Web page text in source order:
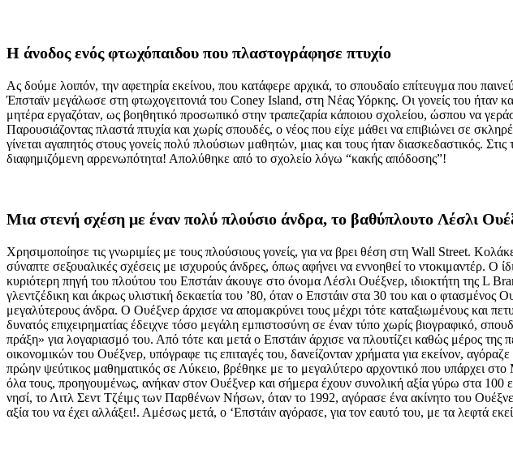
Η άνοδος ενός φτωχόπαιδου που πλαστογράφησε πτυχίο
Ας δούμε λοιπόν, την αφετηρία εκείνου, που κατάφερε αρχικά, το σπουδαίο επίτευγμα που
Έπσταϊν μεγάλωσε στη φτωχογειτονιά του Coney Island, στη Νέας Υόρκης. Οι γονείς του ήταν
μητέρα εργαζόταν, ως βοηθητικό προσωπικό στην τραπεζαρία κάποιου σχολείου, ώσπου να
Παρουσιάζοντας πλαστά πτυχία και χωρίς σπουδές, ο νέος που είχε μάθει να επιβιώνει σε
γίνεται αγαπητός στους γονείς πολύ πλούσιων μαθητών, μιας και τους ήταν διασκεδαστικός.
διαφημιζόμενη αρρενωπότητα! Απολύθηκε από το σχολείο λόγω “κακής απόδοσης”!
Μια στενή σχέση με έναν πολύ πλούσιο άνδρα, το βαθύπλουτο Λέσλι
Χρησιμοποίησε τις γνωριμίες με τους πλούσιους γονείς, για να βρει θέση στη Wall Street.
σύναπτε σεξουαλικές σχέσεις με ισχυρούς άνδρες, όπως αφήνει να εννοηθεί το ντοκιμαντέρ. Ο
κυριότερη πηγή του πλούτου του Επστάιν άκουγε στο όνομα Λέσλι Ουέξνερ, ιδιοκτήτη της L
γλεντζέδικη και άκρως υλιστική δεκαετία του ’80, όταν ο Επστάιν στα 30 του και ο φτασμένος
μεγαλύτερους άνδρα. Ο Ουέξνερ άρχισε να απομακρύνει τους μέχρι τότε καταξιωμένους και
δυνατός επιχειρηματίας έδειχνε τόσο μεγάλη εμπιστοσύνη σε έναν τύπο χωρίς βιογραφικό,
πράξη» για λογαριασμό του. Από τότε και μετά ο Επστάιν άρχισε να πλουτίζει καθώς μέρος της
οικονομικών του Ουέξνερ, υπόγραφε τις επιταγές του, δανείζονταν χρήματα για εκείνον,
πρώην ψεύτικος μαθηματικός σε Λύκειο, βρέθηκε με το μεγαλύτερο αρχοντικό που υπάρχει
όλα τους, προηγουμένως, ανήκαν στον Ουέξνερ και σήμερα έχουν συνολική αξία γύρω στα
νησί, το Λιτλ Σεντ Τζέιμς των Παρθένων Νήσων, όταν το 1992, αγόρασε ένα ακίνητο του
αξία του να έχει αλλάξει!. Αμέσως μετά, ο ‘Επστάιν αγόρασε, για τον εαυτό του, με τα λεφτά